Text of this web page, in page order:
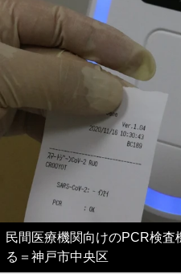
民間医療機関向けのPCR検査
る＝神戸市中央区